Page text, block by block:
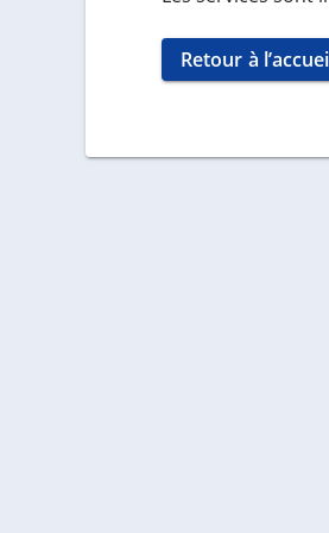
Retour à